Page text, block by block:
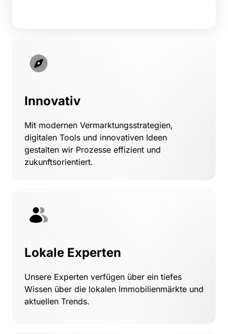
Innovativ
Mit modernen Vermarktungsstrategien,
digitalen Tools und innovativen Ideen
gestalten wir Prozesse effizient und
zukunftsorientiert.
Lokale Experten
Unsere Experten verfügen über ein tiefes
Wissen über die lokalen Immobilienmärkte und
aktuellen Trends.